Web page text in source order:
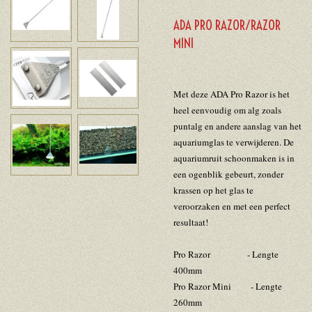
ADA PRO RAZOR/RAZOR
MINI
Met deze ADA Pro Razor is het
heel eenvoudig om alg zoals
puntalg en andere aanslag van het
aquariumglas te verwijderen. De
aquariumruit schoonmaken is in
een ogenblik gebeurt, zonder
krassen op het glas te
veroorzaken en met een perfect
resultaat!
Pro Razor - Lengte
400mm
Pro Razor Mini - Lengte
260mm